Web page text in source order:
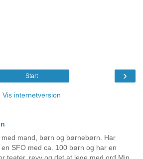
›
Start
Vis internetversion
med mand, børn og børnebørn. Har
SFO med ca. 100 børn og har en
teater, revy og det at lege med ord.Min